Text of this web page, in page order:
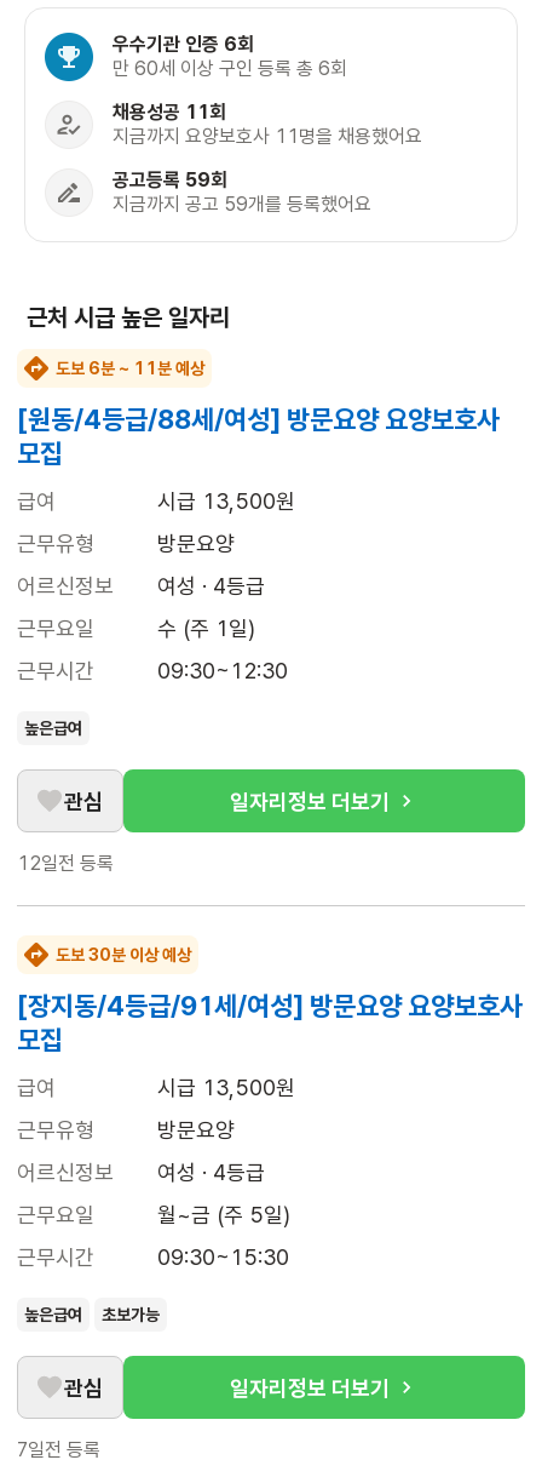
우수기관 인증 6회
만 60세 이상 구인 등록 총 6회
채용성공 11회
지금까지 요양보호사 11명을 채용했어요
공고등록 59회
지금까지 공고 59개를 등록했어요
근처 시급 높은 일자리
도보 6분 ~ 11분 예상
[원동/4등급/88세/여성] 방문요양 요양보호사
모집
급여
시급 13,500원
근무유형
방문요양
어르신정보
여성 · 4등급
근무요일
수 (주 1일)
근무시간
09:30~12:30
높은급여
관심 일자리정보 더보기
12일전 등록
도보 30분 이상 예상
[장지동/4등급/91세/여성] 방문요양 요양보호사
모집
급여
시급 13,500원
근무유형
방문요양
어르신정보
여성 · 4등급
근무요일
월~금 (주 5일)
근무시간
09:30~15:30
높은급여 초보가능
관심 일자리정보 더보기
7일전 등록